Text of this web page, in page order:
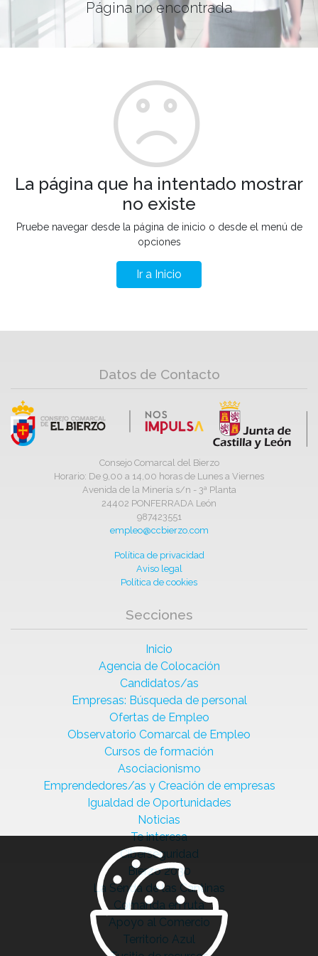
Página no encontrada
La página que ha intentado mostrar
no existe
Pruebe navegar desde la página de inicio o desde el menú de
opciones
Ir a Inicio
Datos de Contacto
Consejo Comarcal del Bierzo
Horario: De 9,00 a 14,00 horas de Lunes a Viernes
Avenida de la Minería s/n - 3ª Planta
24402 PONFERRADA León
987423551
empleo@ccbierzo.com
Política de privacidad
Aviso legal
Política de cookies
Secciones
Inicio
Agencia de Colocación
Candidatos/as
Empresas: Búsqueda de personal
Ofertas de Empleo
Observatorio Comarcal de Empleo
Cursos de formación
Asociacionismo
Emprendedores/as y Creación de empresas
Igualdad de Oportunidades
Noticias
Te interesa
Ciberseguridad
Bierzo 2030
La Senda de las Cantinas
Comanda en ruta
Apoyo al Comercio
Territorio Azul